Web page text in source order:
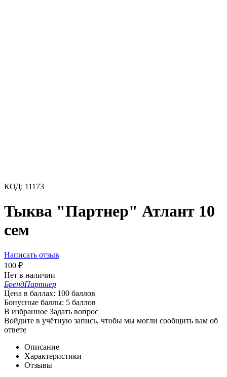
КОД: 11173
Тыква "Партнер" Атлант 10
сем
Написать отзыв
100 ₽
Нет в наличии
БрендПартнер
Цена в баллах: 100 баллов
Бонусные баллы: 5 баллов
В избранное Задать вопрос
Войдите в учётную запись, чтобы мы могли сообщить вам об
ответе
Описание
Характеристики
Отзывы